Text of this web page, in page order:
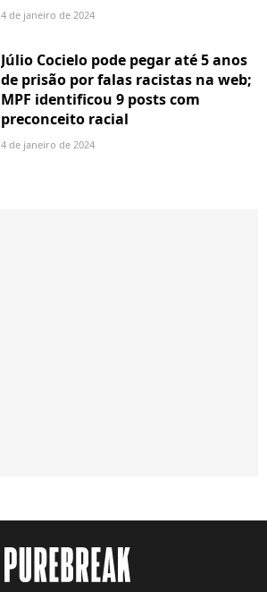
4 de janeiro de 2024
Júlio Cocielo pode pegar até 5 anos
de prisão por falas racistas na web;
MPF identificou 9 posts com
preconceito racial
4 de janeiro de 2024